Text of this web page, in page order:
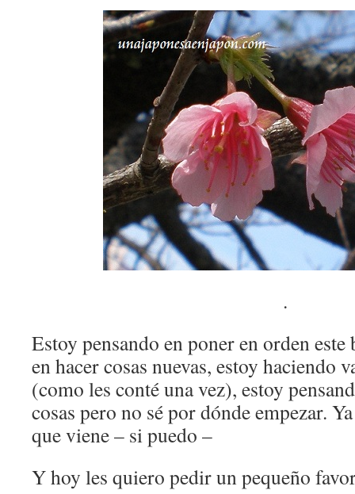
.
Estoy pensando en poner en orden
en hacer cosas nuevas, estoy haciendo
(como les conté una vez), estoy
cosas pero no sé por dónde empezar.
que viene – si puedo –
Y hoy les quiero pedir un pequeño